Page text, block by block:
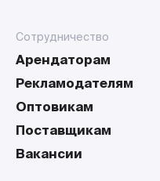
Сотрудничество
Арендаторам
Рекламодателям
Оптовикам
Поставщикам
Вакансии